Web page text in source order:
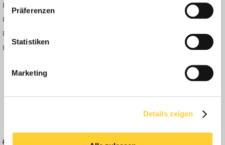
Präferenzen
Statistiken
Marketing
Details zeigen
Bauforum24 TV
BF24 Mediathek
BF24 Fotostrecken
Bauforum Shop
KONTAKT